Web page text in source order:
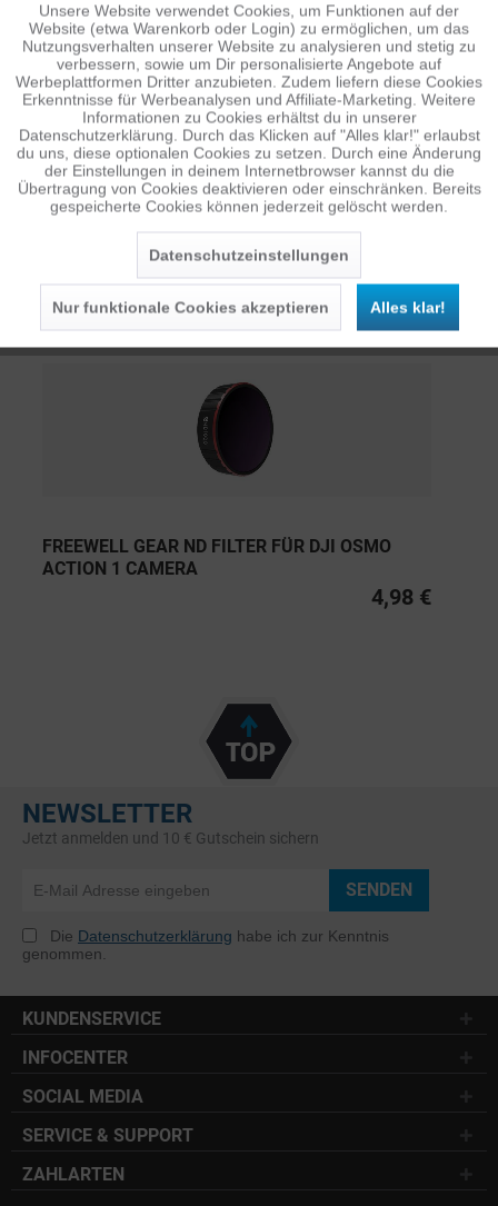
Features Einfachbeschichtung Einfachste Montage des Filters
Leichtgewichtiger Filter ohne...mehr
BEWERTUNGEN
0
Bewertungen lesen, schreiben und diskutieren... mehr
ÄHNLICHE ARTIKEL
Diese Artikel sind dem Produkt ähnlich ...mehr
Persönliche Empfehlungen
FREEWELL GEAR ND FILTER FÜR DJI OSMO
ACTION 1 CAMERA
4,98 €
NEWSLETTER
Jetzt anmelden und 10 € Gutschein sichern
SENDEN
Die Datenschutzerklärung habe ich zur Kenntnis
genommen.
KUNDENSERVICE
INFOCENTER
SOCIAL MEDIA
SERVICE & SUPPORT
ZAHLARTEN
Funktionale Aktiv
Tracking Inaktiv
Personalisierung Inaktiv
Service Inaktiv
Unsere Website verwendet Cookies, um Funktionen auf der
Website (etwa Warenkorb oder Login) zu ermöglichen, um das
Nutzungsverhalten unserer Website zu analysieren und stetig zu
verbessern, sowie um Dir personalisierte Angebote auf
Werbeplattformen Dritter anzubieten. Zudem liefern diese Cookies
Erkenntnisse für Werbeanalysen und Affiliate-Marketing. Weitere
Informationen zu Cookies erhältst du in unserer
Datenschutzerklärung. Durch das Klicken auf "Alles klar!" erlaubst
du uns, diese optionalen Cookies zu setzen. Durch eine Änderung
der Einstellungen in deinem Internetbrowser kannst du die
Übertragung von Cookies deaktivieren oder einschränken. Bereits
gespeicherte Cookies können jederzeit gelöscht werden.
Datenschutzeinstellungen
Nur funktionale Cookies akzeptieren Alles klar!